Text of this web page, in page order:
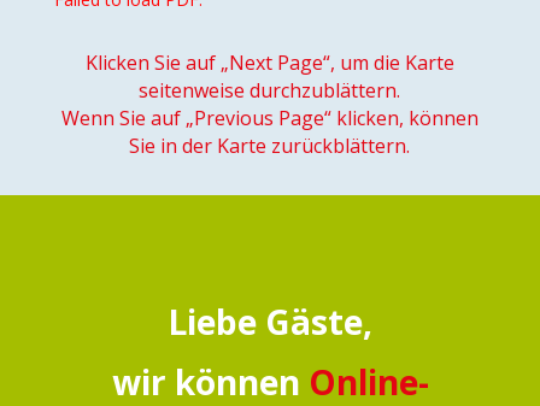
Klicken Sie auf „Next Page“, um die Karte
seitenweise durchzublättern.
Wenn Sie auf „Previous Page“ klicken, können
Sie in der Karte zurückblättern.
Liebe Gäste,
wir können Online-